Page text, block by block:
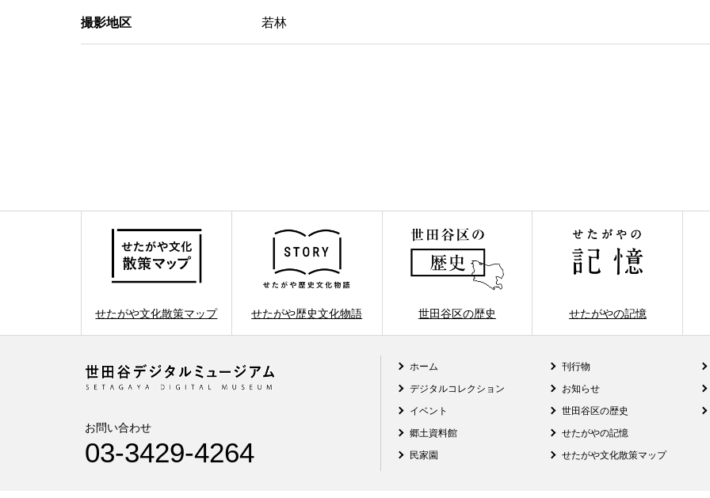
撮影地区 若林
せたがや文化散策マップ せたがや歴史文化物語 世田谷区の歴史 せたがやの記憶
お問い合わせ
03-3429-4264
ホーム
デジタルコレクション
イベント
郷土資料館
民家園
刊行物
お知らせ
世田谷区の歴史
せたがやの記憶
せたがや文化散策マップ